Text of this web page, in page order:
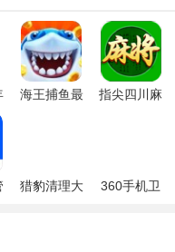
海王捕鱼最
指尖四川麻
猎豹清理大
360手机卫